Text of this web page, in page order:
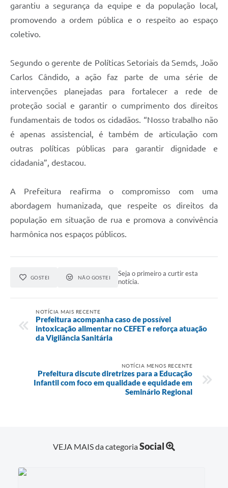
garantiu a segurança da equipe e da população local,
promovendo a ordem pública e o respeito ao espaço
coletivo.
Segundo o gerente de Políticas Setoriais da Semds, João
Carlos Cândido, a ação faz parte de uma série de
intervenções planejadas para fortalecer a rede de
proteção social e garantir o cumprimento dos direitos
fundamentais de todos os cidadãos. “Nosso trabalho não
é apenas assistencial, é também de articulação com
outras políticas públicas para garantir dignidade e
cidadania”, destacou.
A Prefeitura reafirma o compromisso com uma
abordagem humanizada, que respeite os direitos da
população em situação de rua e promova a convivência
harmônica nos espaços públicos.
GOSTEI NÃO GOSTEI
Seja o primeiro a curtir esta
notícia.
NOTÍCIA MAIS RECENTE
Prefeitura acompanha caso de possível
intoxicação alimentar no CEFET e reforça atuação
da Vigilância Sanitária
NOTÍCIA MENOS RECENTE
Prefeitura discute diretrizes para a Educação
Infantil com foco em qualidade e equidade em
Seminário Regional
VEJA MAIS da categoriaSocial